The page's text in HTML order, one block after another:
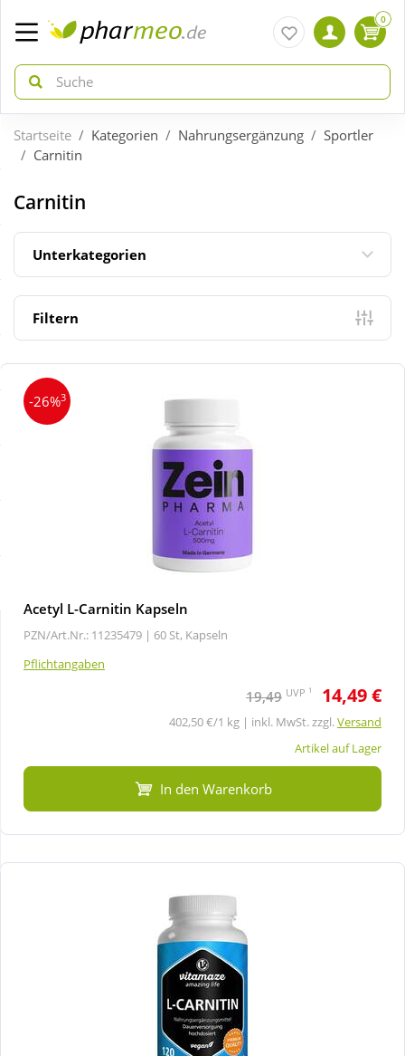
zurück
ÜBERSICHT AKTIONEN
Aktuelle Coupons
Neuheiten
Sale
zurück
ÜBERSICHT KATEGORIEN
Arzneimittel
Diabetes
Körperpflege & Kosmetik
Natur & Homöopathie
Tierbedarf
Wellness
0
Startseite Kategorien Nahrungsergänzung
Sportler
Carnitin
Carnitin
Unterkategorien
Filtern
-26%3
Acetyl L-Carnitin Kapseln
PZN/Art.Nr.: 11235479 | 60 St, Kapseln
Pflichtangaben
19,49 UVP 1 14,49 €
402,50 €/1 kg | inkl. MwSt. zzgl.Versand
Artikel auf Lager
In den Warenkorb